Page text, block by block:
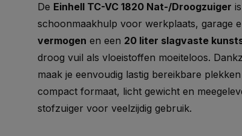
De Einhell TC-VC 1820 Nat-/Droogzuiger
schoonmaakhulp voor werkplaats, garage
vermogen en een 20 liter slagvaste
droog vuil als vloeistoffen moeiteloos.
maak je eenvoudig lastig bereikbare
compact formaat, licht gewicht en
stofzuiger voor veelzijdig gebruik.